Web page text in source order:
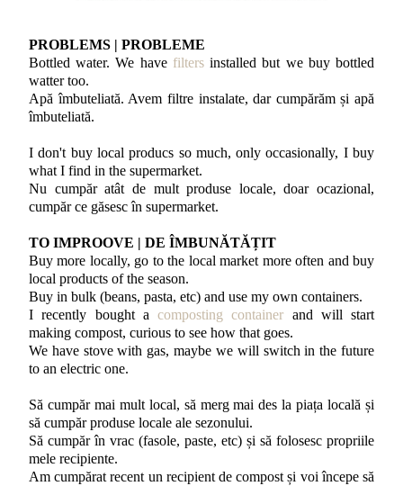
PROBLEMS | PROBLEME
Bottled water. We have filtersinstalled but we buy bottled
watter too.
Apă îmbuteliată. Avem filtre instalate, dar cumpărăm și apă
îmbuteliată.
I don't buy local producs so much, only occasionally, I buy
what I find in the supermarket.
Nu cumpăr atât de mult produse locale, doar ocazional,
cumpăr ce găsesc în supermarket.
TO IMPROOVE | DE ÎMBUNĂTĂȚIT
Buy more locally, go to the local market more often and buy
local products of the season.
Buy in bulk (beans, pasta, etc) and use my own containers.
I recently bought a composting container and will start
making compost, curious to see how that goes.
We have stove with gas, maybe we will switch in the future
to an electric one.
Să cumpăr mai mult local, să merg mai des la piața locală și
să cumpăr produse locale ale sezonului.
Să cumpăr în vrac (fasole, paste, etc) și să folosesc propriile
mele recipiente.
Am cumpărat recent un recipient de compost și voi începe să